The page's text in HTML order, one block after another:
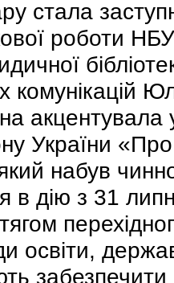
стала
роботи
комунікацій
України
набув
в дію з 31
освіти,